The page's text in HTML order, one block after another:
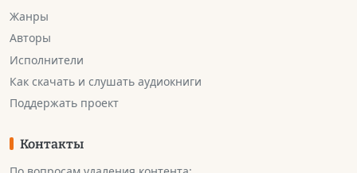
Жанры
Авторы
Исполнители
Как скачать и слушать аудиокниги
Поддержать проект
Контакты